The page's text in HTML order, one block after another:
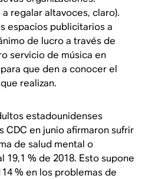
regalar altavoces, claro).
espacios publicitarios a
de lucro a través de
servicio de música en
que den a conocer el
realizan.
estadounidenses
CDC en junio afirmaron sufrir
de salud mental o
19,1 % de 2018. Esto supone
% en los problemas de